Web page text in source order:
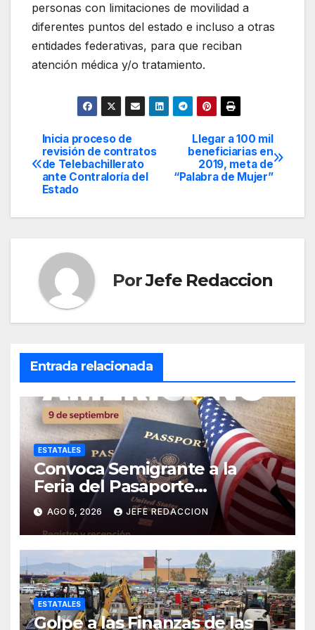
personas con limitaciones de movilidad a
diferentes puntos del estado e incluso a otras
entidades federativas, para que reciban
atención médica y/o tratamiento.
Navegación
de
Llegar a 100 mil
beneficiarias en
2019, meta de
“Palabra de Mujer”
Inicia proceso de
revisión de contratos
de Telebachillerato
ante Contraloría del
Estado
PorJefe Redaccion
Entrada relacionada
ESTATALES
Convoca Semigrante a la
Feria del Pasaporte
Estadounidense 2026
AGO 6, 2026 JEFE REDACCION
ESTATALES
Golpe a las Finanzas de las